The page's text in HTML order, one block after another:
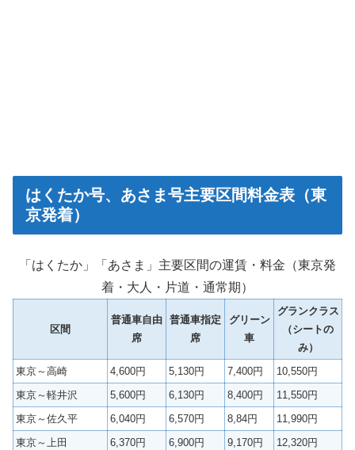
はくたか号、あさま号主要区間料金表（東
京発着）
「はくたか」「あさま」主要区間の運賃・料金（東京発
着・大人・片道・通常期）
区間
普通車自由
席
普通車指定
席
グリーン
車
グランクラス
（シートの
み）
東京～高崎
4,600円 5,130円 7,400円
10,550円
東京～軽井沢
5,600円 6,130円 8,400円
11,550円
東京～佐久平
6,040円 6,570円 8,84円
11,990円
東京～上田
6,370円 6,900円 9,170円
12,320円